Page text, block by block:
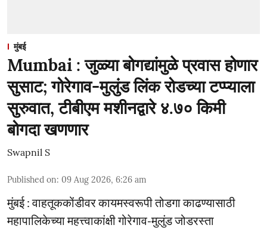
मुंबई
Mumbai : जुळ्या बोगद्यांमुळे प्रवास होणार
सुसाट; गोरेगाव-मुलुंड लिंक रोडच्या टप्प्याला
सुरुवात, टीबीएम मशीनद्वारे ४.७० किमी
बोगदा खणणार
Swapnil S
Published on: 09 Aug 2026, 6:26 am
मुंबई : वाहतूककोंडीवर कायमस्वरूपी तोडगा काढण्यासाठी
महापालिकेच्या महत्त्वाकांक्षी गोरेगाव-मुलुंड जोडरस्ता